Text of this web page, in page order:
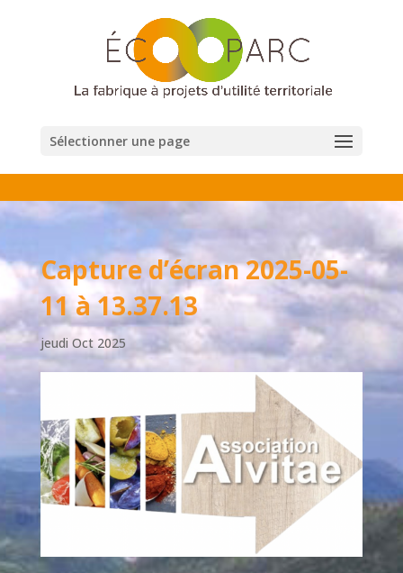
Sélectionner une page
Capture d’écran 2025-05-
11 à 13.37.13
jeudi Oct 2025